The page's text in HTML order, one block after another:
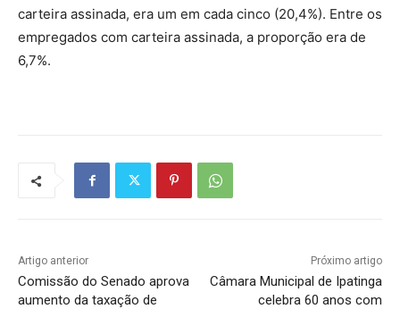
carteira assinada, era um em cada cinco (20,4%). Entre os
empregados com carteira assinada, a proporção era de
6,7%.
Artigo anterior
Comissão do Senado aprova
aumento da taxação de
Próximo artigo
Câmara Municipal de Ipatinga
celebra 60 anos com